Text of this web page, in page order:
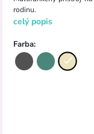
rodinu.
celý popis
Farba: